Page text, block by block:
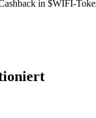
in $WIFI-